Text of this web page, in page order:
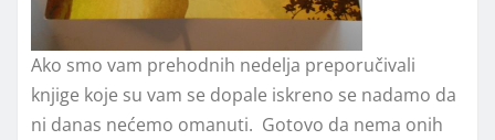
Ako smo vam prehodnih nedelja preporučivali
knjige koje su vam se dopale iskreno se nadamo da
ni danas nećemo omanuti. Gotovo da nema onih